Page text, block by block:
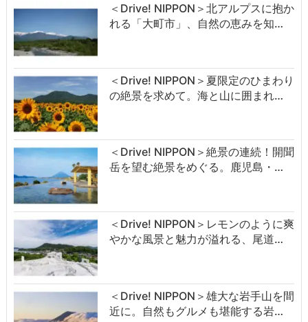
＜Drive! NIPPON＞北アルプスに抱か
れる「大町市」、自然の恵みを知…
＜Drive! NIPPON＞夏限定のひまわり
の絶景を求めて。海と山に囲まれ…
＜Drive! NIPPON＞絶景の連続！開聞
岳を望む絶景をめぐる。鹿児島・…
＜Drive! NIPPON＞レモンのように爽
やかな風景と魅力が溢れる、尾道…
＜Drive! NIPPON＞雄大な岩手山を間
近に。自然もグルメも堪能する岩…